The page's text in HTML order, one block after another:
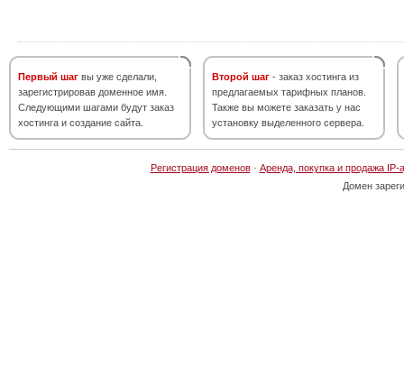
Первый шаг вы уже сделали,
зарегистрировав доменное имя.
Следующими шагами будут заказ
хостинга и создание сайта.
Второй шаг - заказ хостинга из
предлагаемых тарифных планов.
Также вы можете заказать у нас
установку выделенного сервера.
Регистрация доменов· Аренда, покупка и продажа IP-
Домен